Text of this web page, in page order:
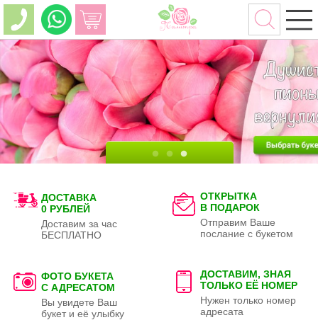
ДОСТАВКА
0 РУБЛЕЙ
Доставим за час
БЕСПЛАТНО
ОТКРЫТКА
В ПОДАРОК
Отправим Ваше
послание с букетом
ФОТО БУКЕТА
С АДРЕСАТОМ
Вы увидете Ваш
букет и её улыбку
ДОСТАВИМ, ЗНАЯ
ТОЛЬКО ЕЁ НОМЕР
Нужен только номер
адресата